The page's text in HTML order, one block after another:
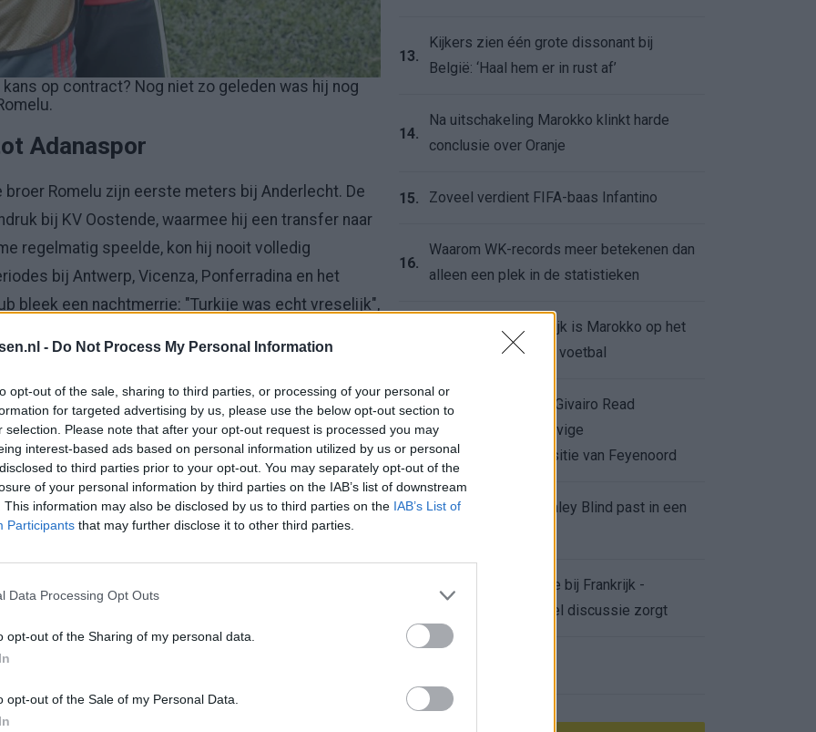
- Do Not Process My Personal Information
opt-out of the sale, sharing to third parties, or processing of your personal or
for targeted advertising by us, please use the below opt-out section to
selection. Please note that after your opt-out request is processed you may
interest-based ads based on personal information utilized by us or personal
to third parties prior to your opt-out. You may separately opt-out of the
of your personal information by third parties on the IAB’s list of downstream
This information may also be disclosed by us to third parties on the IAB’s List of
Participants that may further disclose it to other third parties.
Data Processing Opt Outs
opt-out of the Sharing of my personal data.
opt-out of the Sale of my Personal Data.
op contract? Nog niet zo geleden was hij nog
Adanaspor
Romelu zijn eerste meters bij Anderlecht. De
bij KV Oostende, waarmee hij een transfer naar
regelmatig speelde, kon hij nooit volledig
bij Antwerp, Vicenza, Ponferradina en het
bleek een nachtmerrie: "Turkije was echt vreselijk",
jaar, heeft Lukaku geen club meer. Bij FC
achter zich laten.
en kracht aan de linkerkant. Als aanvallend
via snelle rushes. Hoewel zijn conditie
trainingskamp oogde hij nog niet topfit – bezit
goed kan gebruiken. Zijn ervaring op hoog
trainer Rick Kruys.
maar kon geen vaste waarde worden. Bij Lazio
13.
Kijkers zien één grote dissonant bij
België: ‘Haal hem er in rust af’
14.
Na uitschakeling Marokko klinkt harde
conclusie over Oranje
15. Zoveel verdient FIFA-baas Infantino
16.
Waarom WK-records meer betekenen dan
alleen een plek in de statistieken
Voor de Schilderswijk is Marokko op het
WK meer dan alleen voetbal
18.
Afgewezen bod op Givairo Read
onderstreept de stevige
onderhandelingspositie van Feyenoord
De terugkeer van Daley Blind past in een
Waarom de arbitrage bij Frankrijk -
Marokko voor zoveel discussie zorgt